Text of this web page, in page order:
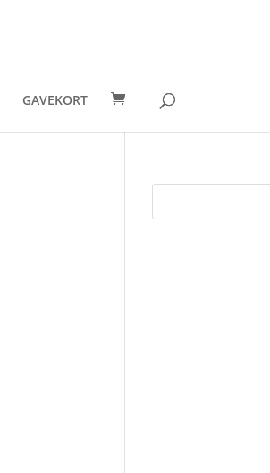
GAVEKORT